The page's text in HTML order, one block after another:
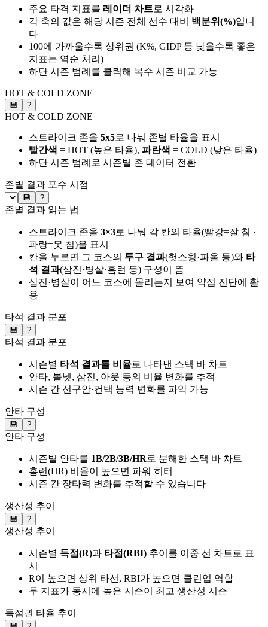
주요 타격 지표를 레이더 차트로 시각화
각 축의 값은 해당 시즌 전체 선수 대비 백분위(%)입니
다
100에 가까울수록 상위권 (K%, GIDP 등 낮을수록 좋은
지표는 역순 처리)
하단 시즌 범례를 클릭해 복수 시즌 비교 가능
HOT & COLD ZONE
💾 ?
HOT & COLD ZONE
스트라이크 존을 5x5로 나눠 존별 타율을 표시
빨간색 = HOT (높은 타율), 파란색 = COLD (낮은 타율)
하단 시즌 범례로 시즌별 존 데이터 전환
존별 결과 포수 시점
💾 ?
존별 결과 읽는 법
스트라이크 존을 3×3로 나눠 각 칸의 타율(빨강=잘 침 ·
파랑=못 침)을 표시
칸을 누르면 그 코스의 투구 결과(헛스윙·파울 등)와 타
석 결과(삼진·병살·홈런 등) 구성이 뜸
삼진·병살이 어느 코스에 몰리는지 보여 약점 진단에 활
용
타석 결과 분포
💾 ?
타석 결과 분포
시즌별 타석 결과를 비율로 나타낸 스택 바 차트
안타, 볼넷, 삼진, 아웃 등의 비율 변화를 추적
시즌 간 선구안·컨택 능력 변화를 파악 가능
안타 구성
💾 ?
안타 구성
시즌별 안타를 1B/2B/3B/HR로 분해한 스택 바 차트
홈런(HR) 비율이 높으면 파워 히터
시즌 간 장타력 변화를 추적할 수 있습니다
생산성 추이
💾 ?
생산성 추이
시즌별 득점(R)과 타점(RBI) 추이를 이중 선 차트로 표
시
R이 높으면 상위 타선, RBI가 높으면 클린업 역할
두 지표가 동시에 높은 시즌이 최고 생산성 시즌
득점권 타율 추이